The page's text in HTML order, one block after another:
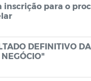
para o
DEFINITIVO